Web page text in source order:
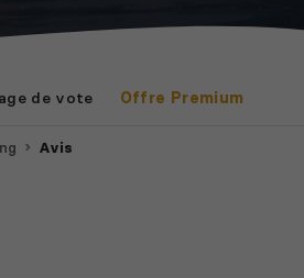
de vote Offre Premium
Avis